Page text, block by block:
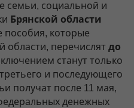
семьи, социальной и
Брянской области
пособия, которые
области, перечислят до
станут только
и последующего
получат после 11 мая,
денежных